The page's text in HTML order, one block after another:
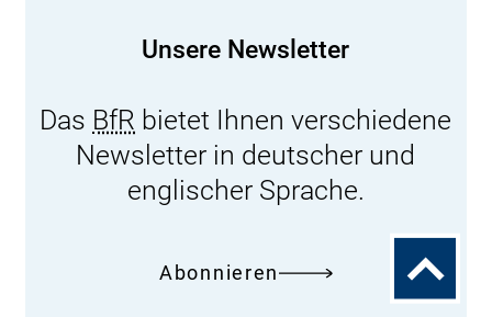
k
Unsere Newsletter
Das BfR bietet Ihnen verschiedene
Newsletter in deutscher und
englischer Sprache.
Abonnieren
Zum